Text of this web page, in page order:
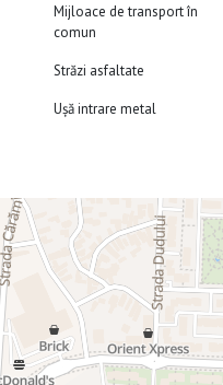
Mijloace de transport în
comun
Străzi asfaltate
Ușă intrare metal